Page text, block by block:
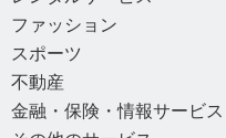
ファッション
スポーツ
不動産
金融・保険・情報サービス